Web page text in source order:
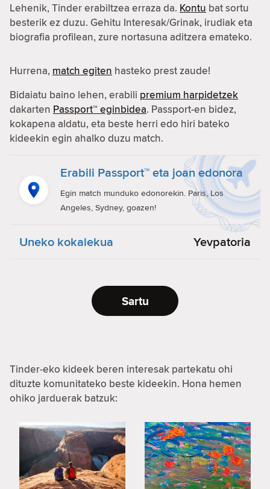
Lehenik, Tinder erabiltzea erraza da. Kontu bat sortu
besterik ez duzu. Gehitu Interesak/Grinak, irudiak eta
biografia profilean, zure nortasuna aditzera emateko.
Hurrena, match egiten hasteko prest zaude!
Bidaiatu baino lehen, erabili premium harpidetzek
dakarten Passport™ eginbidea. Passport-en bidez,
kokapena aldatu, eta beste herri edo hiri bateko
kideekin egin ahalko duzu match.
Erabili Passport™ eta joan edonora
Egin match munduko edonorekin. Paris, Los
Angeles, Sydney, goazen!
Uneko kokalekua Yevpatoria
Sartu
Tinder-eko kideek beren interesak partekatu ohi
dituzte komunitateko beste kideekin. Hona hemen
ohiko jarduerak batzuk: